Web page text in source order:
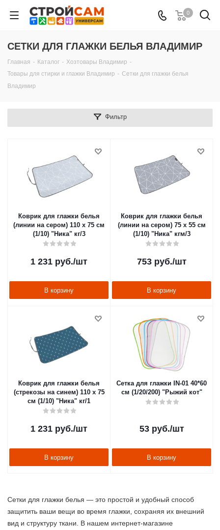
0
СЕТКИ ДЛЯ ГЛАЖКИ БЕЛЬЯ ВЛАДИМИР
Главная - Каталог - Хозтовары Владимир -
Товары для стирки и глажки Владимир - Сетки для глажки белья
Владимир
Фильтр
Коврик для глажки белья
(линии на сером) 110 х 75 см
(1/10) "Ника" кг/3
1 231 руб./шт
В корзину
Коврик для глажки белья
(линии на сером) 75 х 55 см
(1/10) "Ника" кгм/3
753руб./шт
В корзину
Коврик для глажки белья
(стрекозы на синем) 110 х 75
см (1/10) "Ника" кг/1
1 231 руб./шт
В корзину
Сетка для глажки IN-01 40*60
см (1/20/200) "Рыжий кот"
53руб./шт
В корзину
Сетки для глажки белья — это простой и удобный способ
защитить ваши вещи во время глажки, сохраняя их внешний
вид и структуру ткани. В нашем интернет-магазине